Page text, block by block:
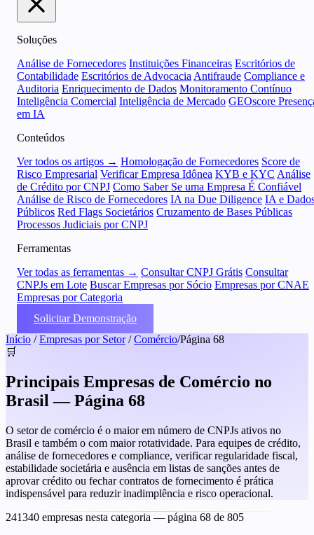
Soluções
Análise de Fornecedores Instituições Financeiras Escritórios de
Contabilidade Escritórios de Advocacia Antifraude Compliance e
Auditoria Enriquecimento de Dados Monitoramento Contínuo
Inteligência Comercial Inteligência de Mercado GEOscore
em IA
Conteúdos
Ver todos os artigos → Homologação de Fornecedores Score de
Risco Empresarial Verificar Empresa Idônea KYB e KYC Análise
de Crédito por CNPJ Como Saber Se uma Empresa É Confiável
Análise de Risco de Fornecedores IA na Due Diligence IA e
Públicos Red Flags Societários Cruzamento de Bases Públicas
Processos Judiciais por CNPJ
Ferramentas
Ver todas as ferramentas → Consultar CNPJ Grátis Consultar
CNPJs em Lote Buscar Empresas por Sócio Empresas por CNAE
Empresas por Categoria
Solicitar Demonstração
Início / Empresas por Setor / Comércio/Página 68
🛒
Principais Empresas de Comércio no
Brasil — Página 68
O setor de comércio é o maior em número de CNPJs ativos no
Brasil e também o com maior rotatividade. Para equipes de crédito,
análise de fornecedores e compliance, verificar regularidade fiscal,
estabilidade societária e ausência em listas de sanções antes de
aprovar crédito ou fechar contratos de fornecimento é prática
indispensável para reduzir inadimplência e risco operacional.
241340 empresas nesta categoria — página 68 de 805